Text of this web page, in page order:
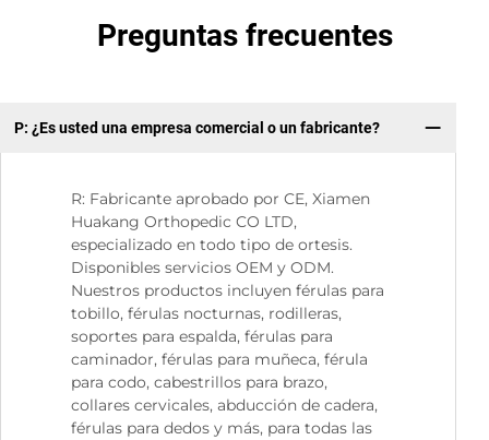
Preguntas frecuentes
P: ¿Es usted una empresa comercial o un fabricante?
R: Fabricante aprobado por CE, Xiamen
Huakang Orthopedic CO LTD,
especializado en todo tipo de ortesis.
Disponibles servicios OEM y ODM.
Nuestros productos incluyen férulas para
tobillo, férulas nocturnas, rodilleras,
soportes para espalda, férulas para
caminador, férulas para muñeca, férula
para codo, cabestrillos para brazo,
collares cervicales, abducción de cadera,
férulas para dedos y más, para todas las